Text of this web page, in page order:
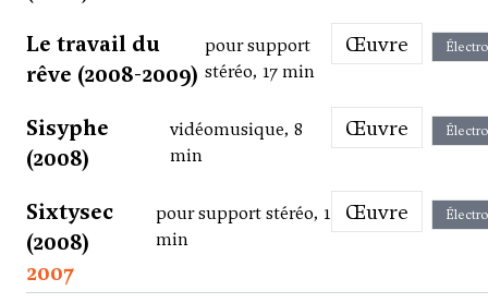
Le travail du
rêve (2008-2009)
pour support
stéréo, 17 min
Œuvre
Sisyphe
(2008)
vidéomusique, 8
min
Œuvre
Sixtysec
(2008)
pour support stéréo, 1
min
Œuvre
2007